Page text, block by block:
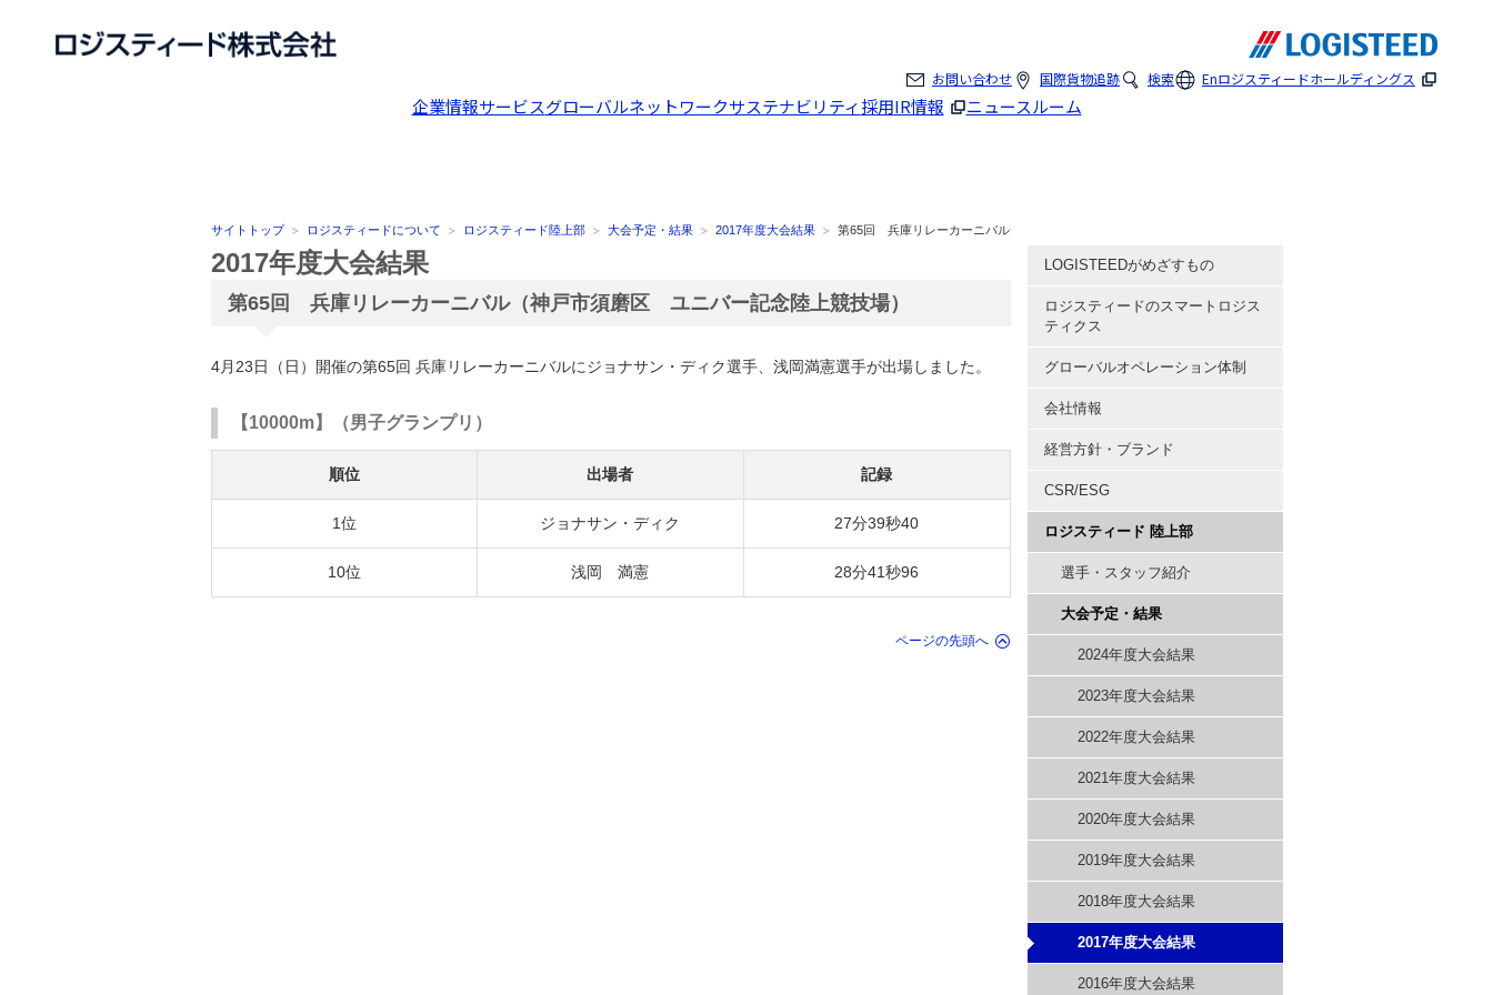
企業情報サービスグローバルネットワークサステナビリティ採用IR情報 ニュースルーム
お問い合わせ 国際貨物追跡 検索 Enロジスティードホールディングス
サイトトップ ロジスティードについて ロジスティード陸上部 大会予定・結果 2017年度大会結果 第65回 兵庫リレーカーニバル
2017年度大会結果
第65回 兵庫リレーカーニバル（神戸市須磨区 ユニバー記念陸上競技場）
4月23日（日）開催の第65回 兵庫リレーカーニバルにジョナサン・ディク選手、浅岡満憲選手が出場しました。
【10000m】（男子グランプリ）
順位 出場者 記録
1位 ジョナサン・ディク 27分39秒40
10位 浅岡 満憲 28分41秒96
ページの先頭へ
LOGISTEEDがめざすもの
ロジスティードのスマートロジス
ティクス
グローバルオペレーション体制
会社情報
経営方針・ブランド
CSR/ESG
ロジスティード 陸上部
選手・スタッフ紹介
大会予定・結果
2024年度大会結果
2023年度大会結果
2022年度大会結果
2021年度大会結果
2020年度大会結果
2019年度大会結果
2018年度大会結果
2017年度大会結果
2016年度大会結果